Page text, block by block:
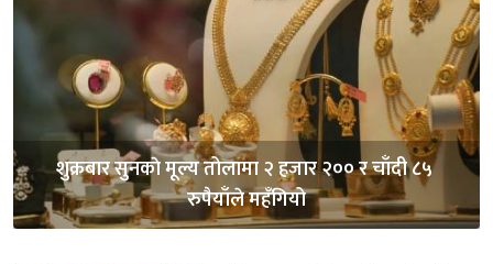
शुक्रबार सुनकाे मूल्य तोलामा २ हजार २०० र चाँदी ८५
रुपैयाँले महँगियो